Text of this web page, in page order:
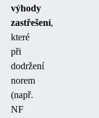
výhody
zastřešení,
které
při
dodržení
norem
(např.
NF